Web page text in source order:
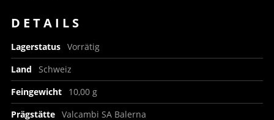
DETAILS
Lagerstatus Vorrätig
Land
Schweiz
Feingewicht
10,00 g
Prägstätte Valcambi SA Balerna